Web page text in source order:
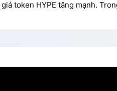
token HYPE tăng mạnh.